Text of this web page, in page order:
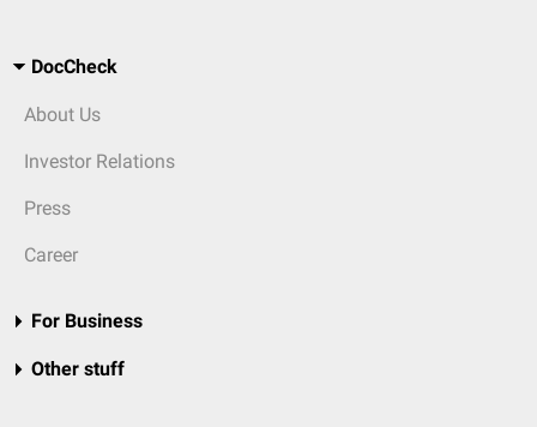
DocCheck
About Us
Investor Relations
Press
Career
For Business
Other stuff